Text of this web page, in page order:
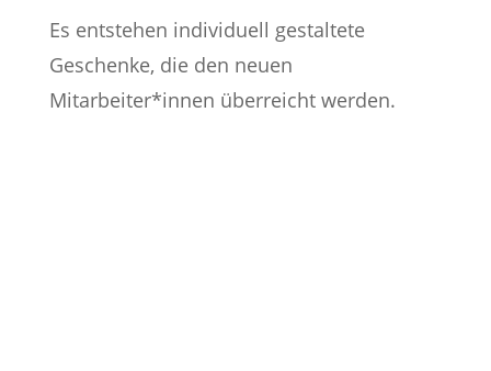
Es entstehen individuell gestaltete
Geschenke, die den neuen
Mitarbeiter*innen überreicht werden.